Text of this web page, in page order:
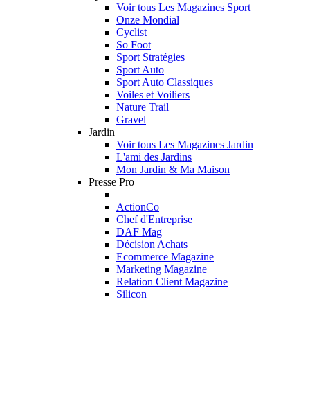
Voir tous Les Magazines Sport
Onze Mondial
Cyclist
So Foot
Sport Stratégies
Sport Auto
Sport Auto Classiques
Voiles et Voiliers
Nature Trail
Gravel
Jardin
Voir tous Les Magazines Jardin
L'ami des Jardins
Mon Jardin & Ma Maison
Presse Pro
ActionCo
Chef d'Entreprise
DAF Mag
Décision Achats
Ecommerce Magazine
Marketing Magazine
Relation Client Magazine
Silicon